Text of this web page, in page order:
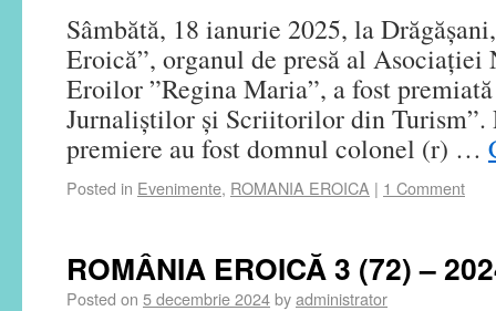
Sâmbătă, 18 ianurie 2025, la
Eroică”, organul de presă al
Eroilor ”Regina Maria”, a fost
Jurnaliștilor și Scriitorilor din Turism”.
premiere au fost domnul colonel (r) …
Posted in Evenimente, ROMANIA EROICA | 1 Comment
ROMÂNIA EROICĂ 3 (72) –
Posted on 5 decembrie 2024byadministrator